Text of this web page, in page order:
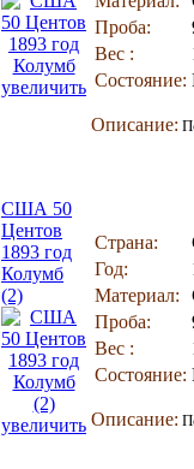
увеличить
Проба:
Вес :
Состояние:
Описание:
США 50
Центов
1893 год
Колумб
(2)
увеличить
Страна:
Год:
Материал:
Проба:
Вес :
Состояние:
Описание: